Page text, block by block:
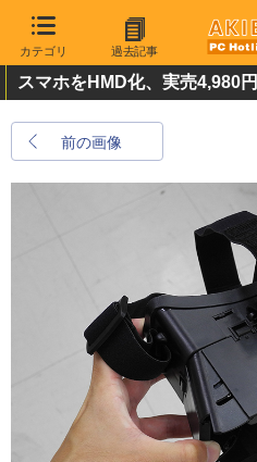
カテゴリ 過去記事
スマホをHMD化、実売4,980
前の画像